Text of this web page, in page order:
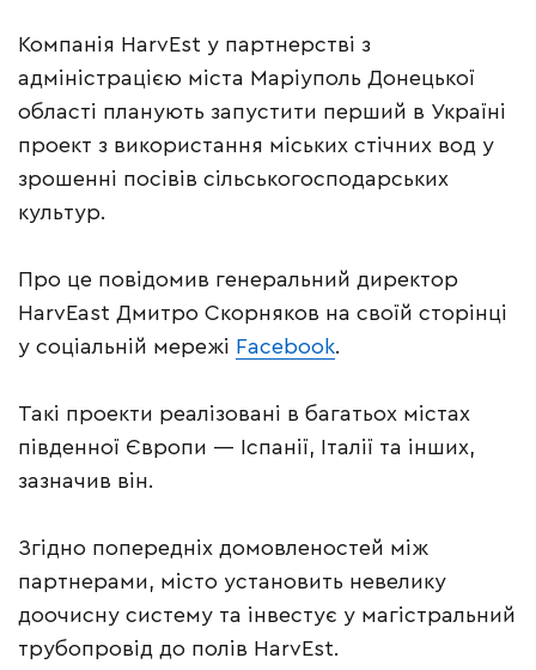
Компанія HarvEst у партнерстві з
адміністрацією міста Маріуполь Донецької
області планують запустити перший в Україні
проект з використання міських стічних вод у
зрошенні посівів сільськогосподарських
культур.
Про це повідомив генеральний директор
HarvEast Дмитро Скорняков на своїй сторінці
у соціальній мережі Facebook.
Такі проекти реалізовані в багатьох містах
південної Європи — Іспанії, Італії та інших,
зазначив він.
Згідно попередніх домовленостей між
партнерами, місто установить невелику
доочисну систему та інвестує у магістральний
трубопровід до полів HarvEst.